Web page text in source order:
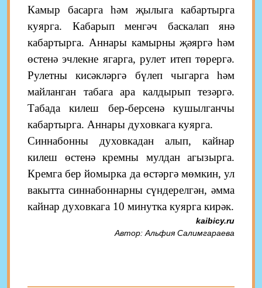
Камыр басарга һәм җылыга кабартырга
куярга. Кабарып менгәч баскалап янә
кабартырга. Аннары камырны җәяргә һәм
өстенә эчлекне ягарга, рулет итеп төрергә.
Рулетны кисәкләргә бүлеп чыгарга һәм
майланган табага ара калдырып тезәргә.
Табада килеш бер-берсенә кушылганчы
кабартырга. Аннары духовкага куярга.
Синнабонны духовкадан алып, кайнар
килеш өстенә кремны мулдан агызырга.
Кремга бер йомырка да өстәргә мөмкин, ул
вакытта синнабоннарны сүндерелгән, әмма
кайнар духовкага 10 минутка куярга кирәк.
kaibicy.ru
Автор: Альфия Салимгараева